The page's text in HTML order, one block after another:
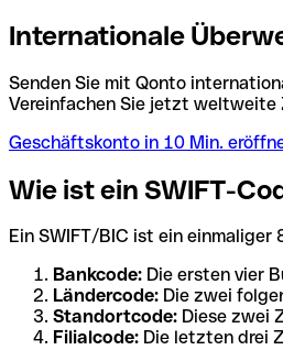
Internationale
Senden Sie mit Qonto
Vereinfachen Sie jetzt weltweite
Geschäftskonto in 10 Min.
Wie ist ein SWIFT-
Ein SWIFT/BIC ist ein
Bankcode: Die ersten vier
Ländercode: Die zwei
Standortcode: Diese zwei
Filialcode: Die letzten drei